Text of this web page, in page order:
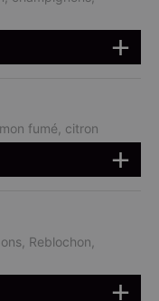
fumé, citron
Reblochon,